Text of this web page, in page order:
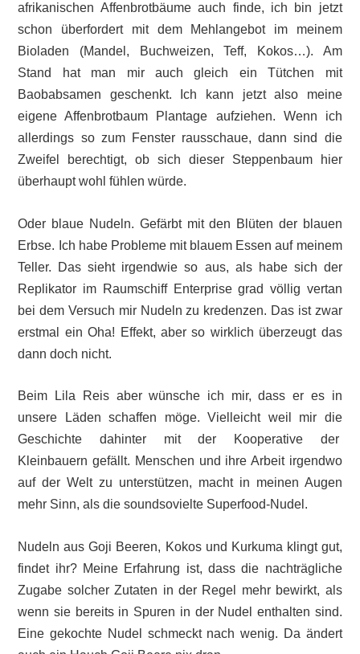
afrikanischen Affenbrotbäume auch finde, ich bin jetzt
schon überfordert mit dem Mehlangebot im meinem
Bioladen (Mandel, Buchweizen, Teff, Kokos…). Am
Stand hat man mir auch gleich ein Tütchen mit
Baobabsamen geschenkt. Ich kann jetzt also meine
eigene Affenbrotbaum Plantage aufziehen. Wenn ich
allerdings so zum Fenster rausschaue, dann sind die
Zweifel berechtigt, ob sich dieser Steppenbaum hier
überhaupt wohl fühlen würde.
Oder blaue Nudeln. Gefärbt mit den Blüten der blauen
Erbse. Ich habe Probleme mit blauem Essen auf meinem
Teller. Das sieht irgendwie so aus, als habe sich der
Replikator im Raumschiff Enterprise grad völlig vertan
bei dem Versuch mir Nudeln zu kredenzen. Das ist zwar
erstmal ein Oha! Effekt, aber so wirklich überzeugt das
dann doch nicht.
Beim Lila Reis aber wünsche ich mir, dass er es in
unsere Läden schaffen möge. Vielleicht weil mir die
Geschichte dahinter mit der Kooperative der
Kleinbauern gefällt. Menschen und ihre Arbeit irgendwo
auf der Welt zu unterstützen, macht in meinen Augen
mehr Sinn, als die soundsovielte Superfood-Nudel.
Nudeln aus Goji Beeren, Kokos und Kurkuma klingt gut,
findet ihr? Meine Erfahrung ist, dass die nachträgliche
Zugabe solcher Zutaten in der Regel mehr bewirkt, als
wenn sie bereits in Spuren in der Nudel enthalten sind.
Eine gekochte Nudel schmeckt nach wenig. Da ändert